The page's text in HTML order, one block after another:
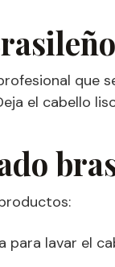
que
el cabello
para lavar el